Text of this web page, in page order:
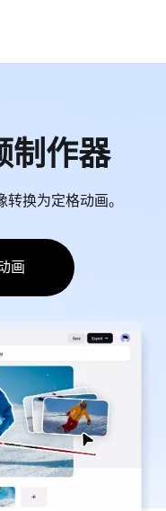
制作器
换为定格动画。
画